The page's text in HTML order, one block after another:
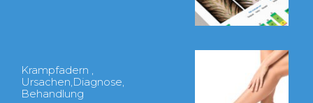
Krampfadern ,
Ursachen,Diagnose,
Behandlung